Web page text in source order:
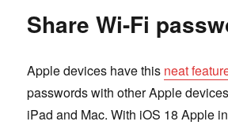
Share Wi-Fi
Apple devices have this neat
passwords with other Apple
iPad and Mac. With iOS 18 Apple